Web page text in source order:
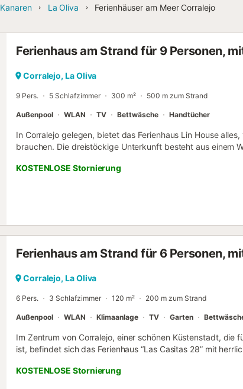
Kanaren La Oliva Ferienhäuser am Meer Corralejo
Ferienhaus am Strand für 9 Personen,
Corralejo, La Oliva
9 Pers. 5 Schlafzimmer 300 m² 500 m zum Strand
Außenpool WLAN TV Bettwäsche Handtücher
In Corralejo gelegen, bietet das Ferienhaus Lin House
brauchen. Die dreistöckige Unterkunft besteht aus einem
außerdem Highspeed-WLAN (für Videoanrufe geeignet),
Waschmaschine. Ein Babybett ist ebenfalls vorhanden.
Außenbereich mit Pool, offener Terrasse und Grill.
Ein Haustier ist erlaubt. Rauchen und das Feiern von
KOSTENLOSE Stornierung
Ferienhaus am Strand für 6 Personen,
Corralejo, La Oliva
6 Pers. 3 Schlafzimmer 120 m² 200 m zum Strand
Außenpool WLAN Klimaanlage TV Garten
Im Zentrum von Corralejo, einer schönen Küstenstadt, die
ist, befindet sich das Ferienhaus “Las Casitas 28” mit
Wohnraum, eine gut ausgestattete Küche mit
somit Platz für 6 Personen. Zu den weiteren
KOSTENLOSE Stornierung